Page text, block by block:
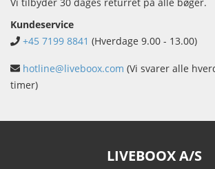
Kundeservice
+45 7199 8841 (Hverdage 9.00 - 13.00)
hotline@liveboox.com (Vi svarer alle
timer)
LIVEBOOX A/S